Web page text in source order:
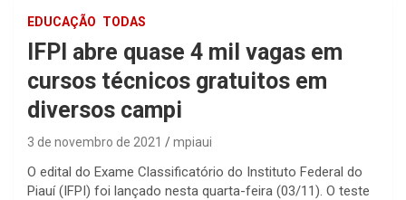
EDUCAÇÃO TODAS
IFPI abre quase 4 mil vagas em
cursos técnicos gratuitos em
diversos campi
3 de novembro de 2021 mpiaui
O edital do Exame Classificatório do Instituto Federal do
Piauí (IFPI) foi lançado nesta quarta-feira (03/11). O teste